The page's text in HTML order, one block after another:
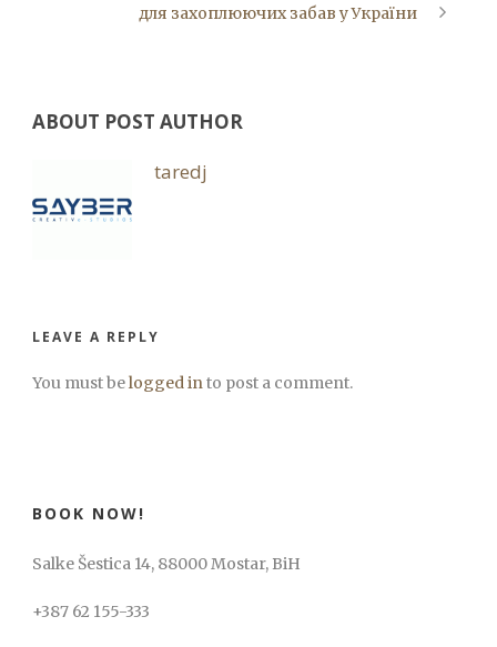
для захоплюючих забав у України
ABOUT POST AUTHOR
taredj
LEAVE A REPLY
You must belogged into post a comment.
BOOK NOW!
Salke Šestica 14, 88000 Mostar, BiH
+387 62 155-333